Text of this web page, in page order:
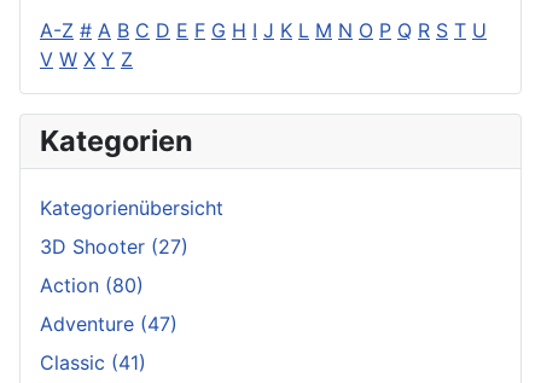
A-Z # A B C D E F G H I J K L M N O P Q R S T U
V W X Y Z
Kategorien
Kategorienübersicht
3D Shooter (27)
Action (80)
Adventure (47)
Classic (41)